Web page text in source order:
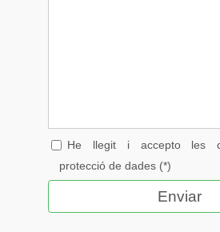
He llegit i accepto les
protecció de dades (*)